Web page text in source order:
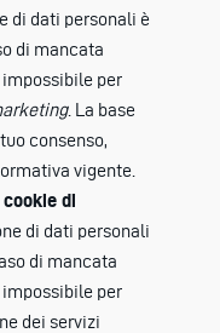
di dati personali è
di mancata
per
. La base
consenso,
vigente.
di
di dati personali
di mancata
per
dei servizi